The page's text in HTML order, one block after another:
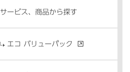
サービス、商品から探す
エコ バリューパック